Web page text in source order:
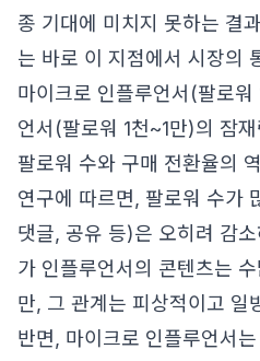
종 기대에 미치지 못하는 결
는 바로 이 지점에서 시장의
마이크로 인플루언서(팔로
언서(팔로워 1천~1만)의 잠
팔로워 수와 구매 전환율의
연구에 따르면, 팔로워 수가
댓글, 공유 등)은 오히려 감
가 인플루언서의 콘텐츠는
만, 그 관계는 피상적이고 일
반면, 마이크로 인플루언서